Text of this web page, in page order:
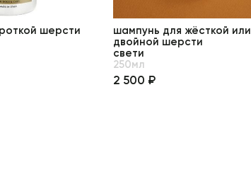
шерсти
шампунь для жёсткой или
двойной шерсти
свети
250мл
2 500 ₽